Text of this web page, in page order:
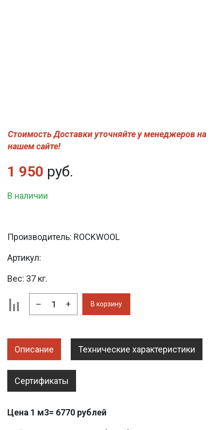
Стоимость Доставки уточняйте у менеджеров на
нашем сайте!
1 950 руб.
В наличии
Производитель: ROCKWOOL
Артикул:
Вес: 37 кг.
– + В корзину
Описание Технические характеристики
Сертификаты
Цена 1 м3= 6770 рублей